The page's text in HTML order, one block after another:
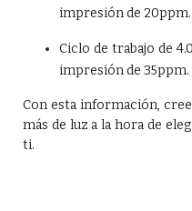
impresión de 20ppm.
Ciclo de trabajo de
impresión de 35ppm.
Con esta información,
más de luz a la hora de
ti.